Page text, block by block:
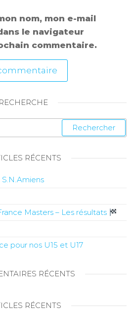
nom, mon e-mail
le navigateur
commentaire.
RECHERCHE
RÉCENTS
S.N.Amiens
Masters – Les résultats
pour nos U15 et U17
RÉCENTS
RÉCENTS